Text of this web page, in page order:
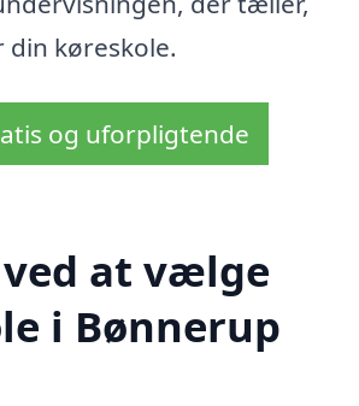
køreskole.
og uforpligtende
ved at vælge
i Bønnerup